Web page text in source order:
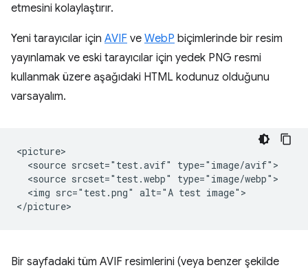
etmesini kolaylaştırır.
Yeni tarayıcılar için AVIF ve WebP biçimlerinde bir resim
yayınlamak ve eski tarayıcılar için yedek PNG resmi
kullanmak üzere aşağıdaki HTML kodunuz olduğunu
varsayalım.
<picture>
  <source srcset="test.avif" type="image/avif">
  <source srcset="test.webp" type="image/webp">
  <img src="test.png" alt="A test image">
Bir sayfadaki tüm AVIF resimlerini (veya benzer şekilde